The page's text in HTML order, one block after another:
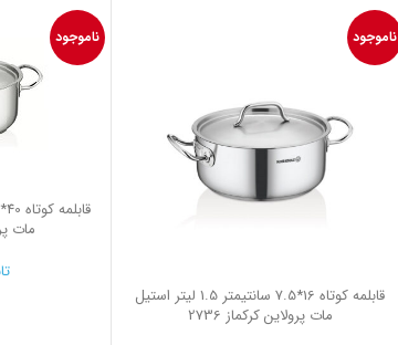
ناموجود
قابلمه کوتاه 16*7.5 سانتیمتر 1.5 لیتر استیل
مات پرولاین کرکماز 2736
ناموجود
مات